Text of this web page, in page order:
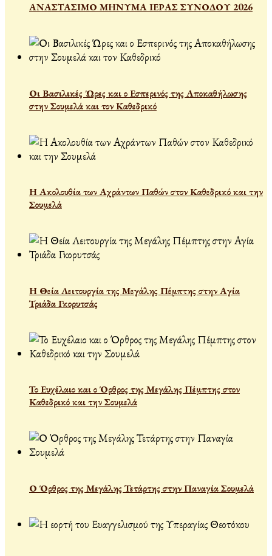
ΑΝΑΣΤΑΣΙΜΟ ΜΗΝΥΜΑ ΙΕΡΑΣ ΣΥΝΟΔΟΥ 2026
Οι Βασιλικές Ώρες και ο Εσπερινός της Αποκαθήλωσης
στην Σουμελά και τον Καθεδρικό
Η Ακολουθία των Αχράντων Παθών στον Καθεδρικό και την
Σουμελά
Η Θεία Λειτουργία της Μεγάλης Πέμπτης στην Αγία
Τριάδα Γκορυτσάς
Το Ευχέλαιο και ο Όρθρος της Μεγάλης Πέμπτης στον
Καθεδρικό και την Σουμελά
Ο Όρθρος της Μεγάλης Τετάρτης στην Παναγία Σουμελά